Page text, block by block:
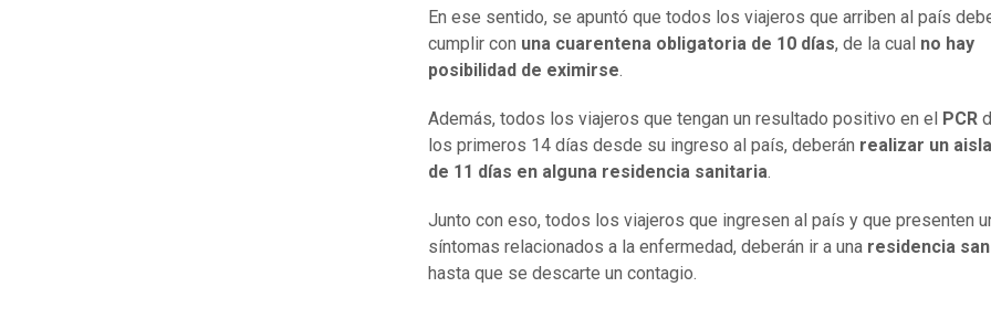
En ese sentido, se apuntó que todos los viajeros que arriben al país
cumplir con una cuarentena obligatoria de 10 días, de la cual no hay
posibilidad de eximirse.
Además, todos los viajeros que tengan un resultado positivo en el PCR
los primeros 14 días desde su ingreso al país, deberán realizar un
de 11 días en alguna residencia sanitaria.
Junto con eso, todos los viajeros que ingresen al país y que presenten
síntomas relacionados a la enfermedad, deberán ir a una residencia
hasta que se descarte un contagio.